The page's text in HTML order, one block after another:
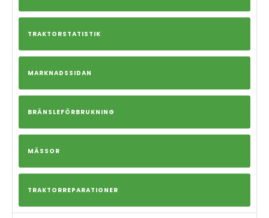
TRAKTORSTATISTIK
MARKNADSSIDAN
BRÄNSLEFÖRBRUKNING
MÄSSOR
TRAKTORREPARATIONER